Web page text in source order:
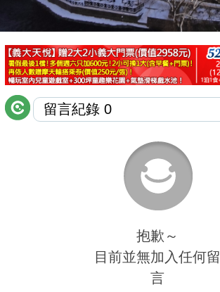
推薦景點
討論區
聯絡我們
抱歉～
目前並無加入任何留
言